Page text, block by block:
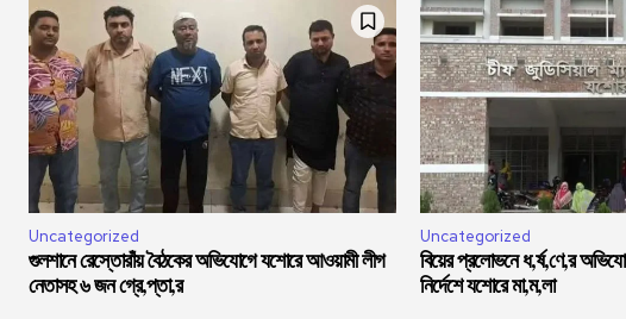
Uncategorized
গুলশানে রেস্তোরাঁয় বৈঠকের অভিযোগে যশোরে আওয়ামী লীগ
নেতাসহ ৬ জন গ্রে,প্তা,র
Uncategorized
বিয়ের প্রলোভনে ধ,র্ষ,ণে,র
নির্দেশে যশোরে মা,ম,লা